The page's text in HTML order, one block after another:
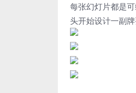
每张幻灯片都是
头开始设计一副牌